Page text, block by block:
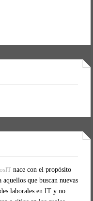
nace con el propósito
aquellos que buscan nuevas
laborales en IT y no